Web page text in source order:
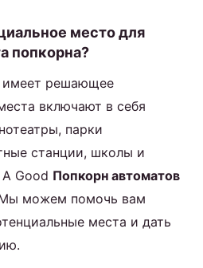
место для
попкорна?
имеет решающее
включают в себя
парки
станции, школы и
Good Попкорн автоматов
можем помочь вам
места и дать